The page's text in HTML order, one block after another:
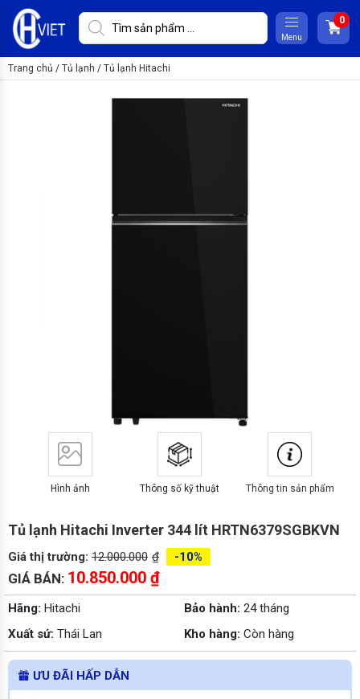
Menu
Trang chủ / Tủ lạnh / Tủ lạnh Hitachi
Hình ảnh Thông số kỹ thuật Thông tin sản phẩm
Tủ lạnh Hitachi Inverter 344 lít HRTN6379SGBKVN
Giá thị trường: 12.000.000 ₫ -10%
GIÁ BÁN: 10.850.000 ₫
Hãng: Hitachi Bảo hành: 24 tháng
Xuất sứ: Thái Lan Kho hàng: Còn hàng
ƯU ĐÃI HẤP DẪN